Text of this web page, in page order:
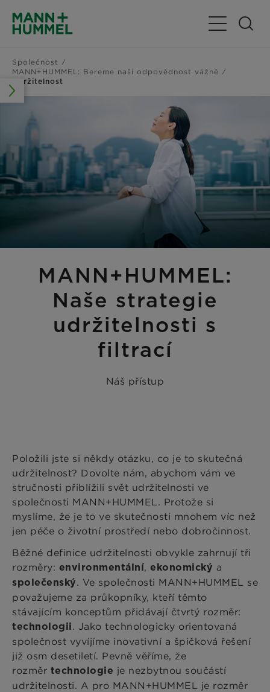
Přepnout
Společnost
MANN+HUMMEL: Bereme naši odpovědnost vážně
Udržitelnost
MANN+HUMMEL:
Naše strategie
udržitelnosti s
filtrací
Náš přístup
Položili jste si někdy otázku, co je to skutečná
udržitelnost? Dovolte nám, abychom vám ve
stručnosti přiblížili svět udržitelnosti ve
společnosti MANN+HUMMEL. Protože si
myslíme, že je to ve skutečnosti mnohem víc než
jen péče o životní prostředí nebo dobročinnost.
Běžné definice udržitelnosti obvykle zahrnují tři
rozměry: environmentální, ekonomický a
společenský. Ve společnosti MANN+HUMMEL se
považujeme za průkopníky, kteří těmto
stávajícím konceptům přidávají čtvrtý rozměr:
technologii. Jako technologicky orientovaná
společnost vyvíjíme inovativní a špičková řešení
již osm desetiletí. Pevně věříme, že
rozměr technologie je nezbytnou součástí
udržitelnosti. A pro MANN+HUMMEL je rozměr